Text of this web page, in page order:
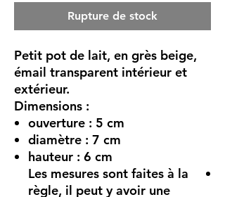
Rupture de stock
Petit pot de lait, en grès beige,
émail transparent intérieur et
extérieur.
Dimensions :
ouverture : 5 cm
diamètre : 7 cm
hauteur : 6 cm
Les mesures sont faites à la
règle, il peut y avoir une